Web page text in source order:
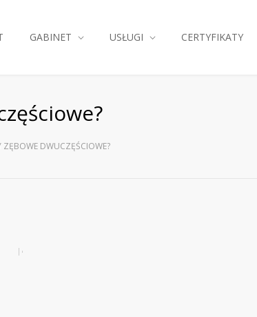
GABINET USŁUGI CERTYFIKATY
ZĘBOWE DWUCZĘŚCIOWE?